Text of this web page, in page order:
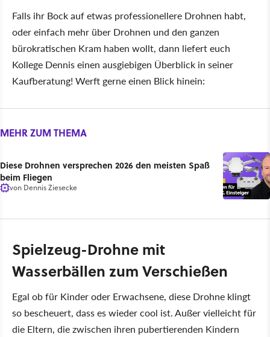
Falls ihr Bock auf etwas professionellere Drohnen habt,
oder einfach mehr über Drohnen und den ganzen
bürokratischen Kram haben wollt, dann liefert euch
Kollege Dennis einen ausgiebigen Überblick in seiner
Kaufberatung! Werft gerne einen Blick hinein:
MEHR ZUM THEMA
Diese Drohnen versprechen 2026 den meisten Spaß
beim Fliegen
von Dennis Ziesecke
Spielzeug-Drohne mit
Wasserbällen zum Verschießen
Egal ob für Kinder oder Erwachsene, diese Drohne klingt
so bescheuert, dass es wieder cool ist. Außer vielleicht für
die Eltern, die zwischen ihren pubertierenden Kindern